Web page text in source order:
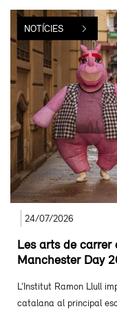
24/07/2026
Les arts de
Manchester Day
L’Institut Ramon Llull
catalana al principal
NOTÍCIES